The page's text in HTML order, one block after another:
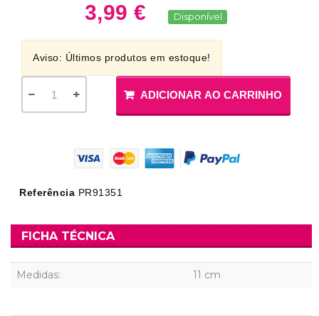
3,99 € Disponível
Aviso: Últimos produtos em estoque!
ADICIONAR AO CARRINHO
Referência PR91351
FICHA TÉCNICA
Medidas: 11 cm